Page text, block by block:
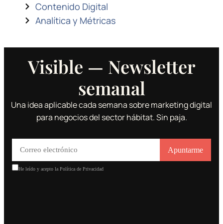
Contenido Digital
Analítica y Métricas
Visible — Newsletter
semanal
Una idea aplicable cada semana sobre marketing digital
para negocios del sector hábitat. Sin paja.